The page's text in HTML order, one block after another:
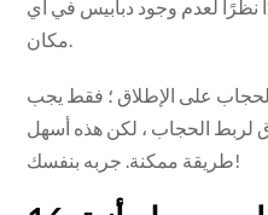
نظرًا لعدم وجود دبابيس في أي
على الإطلاق ؛ فقط يجب
لربط الحجاب ، لكن هذه أسهل
طريقة ممكنة. جربه بنفسك!